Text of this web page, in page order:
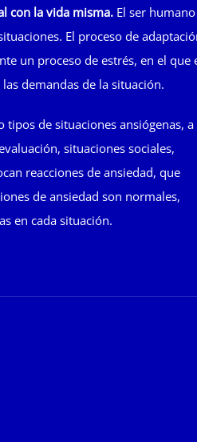
con la vida misma. El ser
El proceso de
un proceso de estrés, en el que
demandas de la situación.
de situaciones ansiógenas, a
situaciones sociales,
reacciones de ansiedad, que
de ansiedad son normales,
en cada situación.